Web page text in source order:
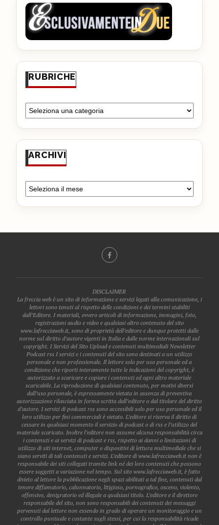
RUBRICHE
ARCHIVI
DISCLAIMER
La freccia web è un sito di informazione e servizi legati alla comunicazione, i
lettori sono tenuti al rispetto delle condizioni e dei termini stabiliti
dall’Editore. I materiali, ovvero articoli di informazione, immagini, foto,
registrazioni audio e video e qualsiasi altro contenuto del sito
www.lafrecciaweb.it, sono di proprietà dell’editore e dunque protetti dalle
norme sul diritto d’autore vigenti in Italia e dalle norme internazionali sul
copyright. I Servizi del Sito Upload e contenuti multimediali Newsletter
Podcast rss I servizi e i contenuti del sito sono destinati a un utilizzo
personale e non professionale. Il lettore solo per uso personale ed a
condizione che riporti interamente tutte le indicazioni del copyright, è
autorizzato a scaricare e copiare i contenuti ed ogni altro materiale
scaricabile. La riproduzione di qualsiasi contenuto, per motivi diversi
dall’uso personale, è espressamente vietata in assenza di preventiva
autorizzazione rilasciata in forma scritta dall’editore o dal titolare del diritto
d’autore. I servizi di podcast rss sono accessibili solo per uso personale ed il
loro utilizzo per fini commerciali è vietato. L’editore si riserva il diritto di
cessare in qualsiasi momento il servizio di podcast o di rss e l’utilizzo del
materiale scaricato. Inoltre l’editore non assume alcuna responsabilità circa
i contenuti e ai servizi di podcast e rss, rispetto ai danni o limitazioni di
utilizzo di siti internet, computer o dispositivi di lettura multimediale che si
siano serviti di tali contenuti e servizi. L’editore di www.lafrecciaweb.it non è
responsabile dei siti collegati tramite link né dei loro contenuti che possono
essere soggetti a variazione nel tempo. Sul sito www.lafrecciaweb.it, è fatto
divieto al lettore la pubblicazione negli spazi abilitati a tal fine, contenuti dal
tenore diffamatorio, calunnatorio, litigioso, pornografico, osceno, violento,
offensivo, denigratorio ed illegale a qualsiasi titolo. L’editore e il direttore
responsabile del sito, non sono responsabili dei contenuti dei messaggi
pervenuti dal lettore non essendo in grado di operare un monitoraggio e un
controllo puntuale e costante sugli stessi, per cui la responsabilità ricade